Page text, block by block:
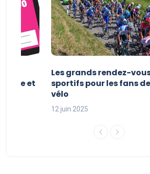
et
Les grands rendez-
sportifs pour les fans de
vélo
12 juin 2025